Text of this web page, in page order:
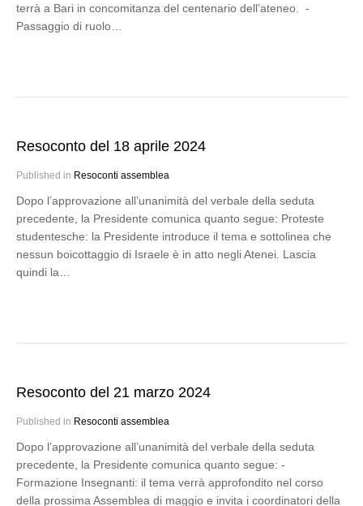
terrà a Bari in concomitanza del centenario dell’ateneo. -
Passaggio di ruolo…
Resoconto del 18 aprile 2024
Published in Resoconti assemblea
Dopo l’approvazione all’unanimità del verbale della seduta
precedente, la Presidente comunica quanto segue: Proteste
studentesche: la Presidente introduce il tema e sottolinea che
nessun boicottaggio di Israele è in atto negli Atenei. Lascia
quindi la…
Resoconto del 21 marzo 2024
Published in Resoconti assemblea
Dopo l’approvazione all’unanimità del verbale della seduta
precedente, la Presidente comunica quanto segue: -
Formazione Insegnanti: il tema verrà approfondito nel corso
della prossima Assemblea di maggio e invita i coordinatori della